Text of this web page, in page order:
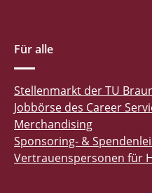
Für alle
Stellenmarkt der TU
Jobbörse des Career
Merchandising
Sponsoring- &
Vertrauenspersonen für